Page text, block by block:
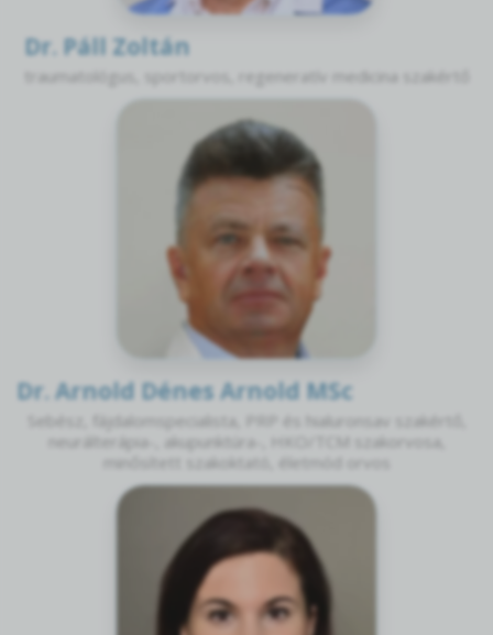
Dr. Páll Zoltán
traumatológus, sportorvos, regeneratív medicina szakértő
Dr. Arnold Dénes Arnold MSc
Sebész, fájdalomspecialista, PRP és hialuronsav szakértő,
neurálterápia-, akupunktúra-, HKO/TCM szakorvosa,
minősített szakoktató, életmód orvos